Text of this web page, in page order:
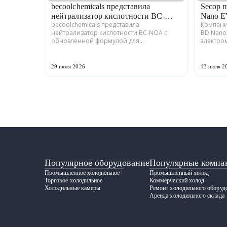
becoolchemicals представила
нейтрализатор кислотности BC-
NOA
becoolchemicals представила
нейтрализатор кислотности BC-NOA с
обновлённой формулой для
нейтрализации кислот в минеральных и
29 июля 2026
Secop
Nano
BD
13 июля
Популярное оборудование
Промышленное холодильное
Торговое холодильное
Холодильные камеры
Популярные
Промышленный холод
Коммерческий холод
Ремонт холодильного
Аренда холодильного склада